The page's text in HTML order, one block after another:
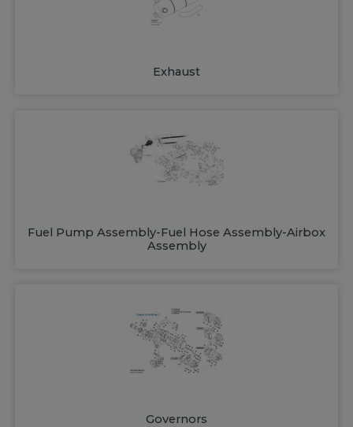
Exhaust
Fuel Pump Assembly-Fuel Hose Assembly-Airbox
Assembly
Governors